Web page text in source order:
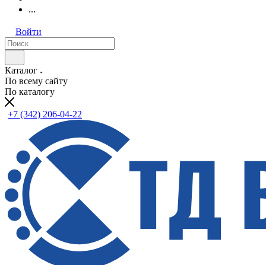
...
Войти
Каталог
По всему сайту
По каталогу
+7 (342) 206-04-22